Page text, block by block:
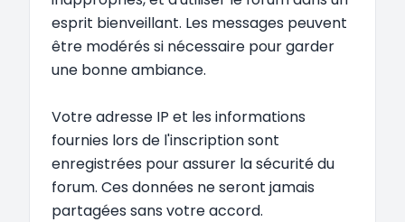
esprit bienveillant. Les messages peuvent
être modérés si nécessaire pour garder
une bonne ambiance.
Votre adresse IP et les informations
fournies lors de l'inscription sont
enregistrées pour assurer la sécurité du
forum. Ces données ne seront jamais
partagées sans votre accord.